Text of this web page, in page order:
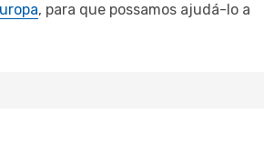
, para que possamos ajudá-lo a